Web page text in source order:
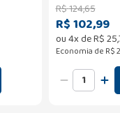
R$124,65
R$ 102,99
ou4x deR$25,
Economia de R$